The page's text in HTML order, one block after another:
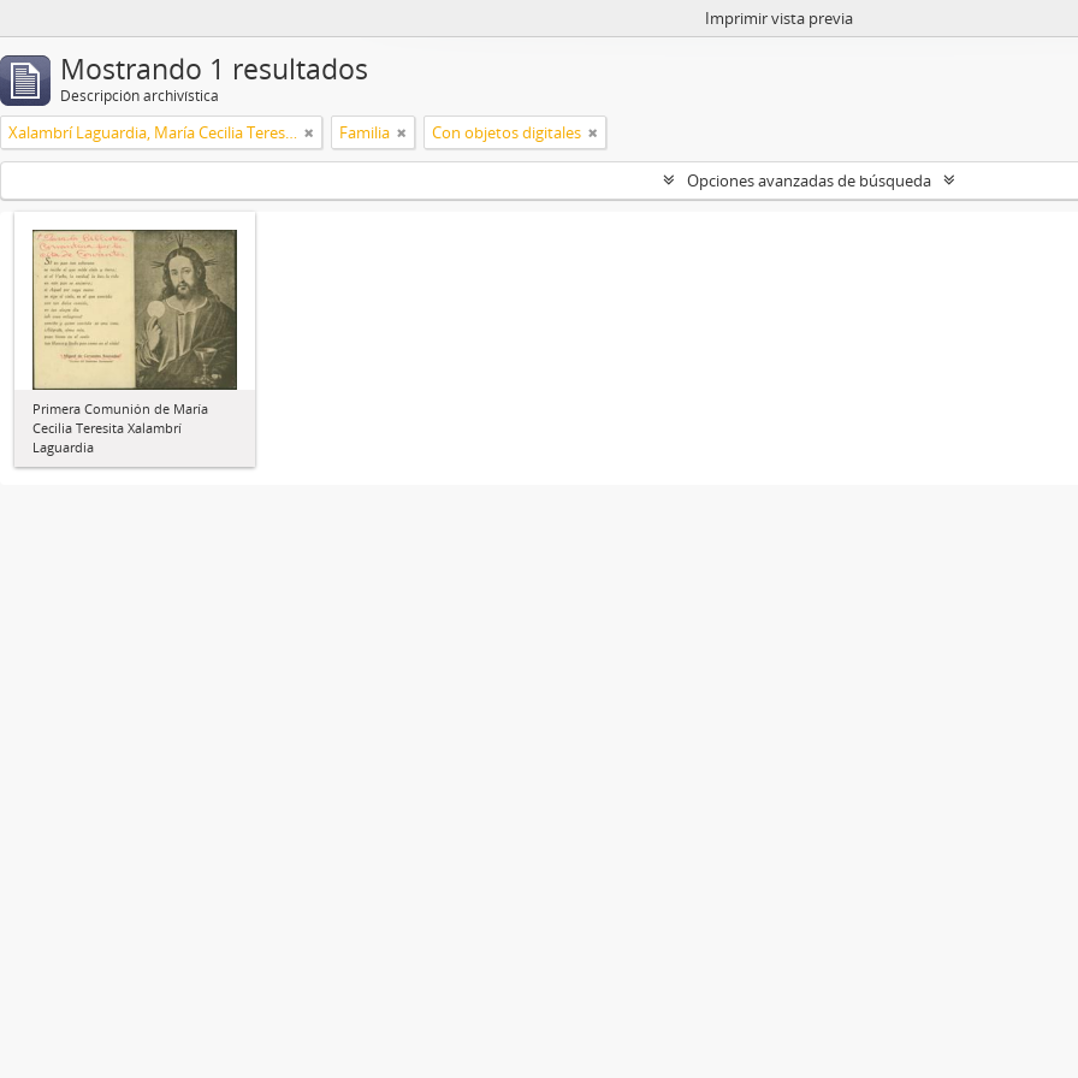
Imprimir vista previa
Mostrando 1 resultados
Descripción archivística
Xalambrí Laguardia, María Cecilia Teresita Familia Con objetos digitales
Opciones avanzadas de búsqueda
Primera Comunión de María
Cecilia Teresita Xalambrí
Laguardia